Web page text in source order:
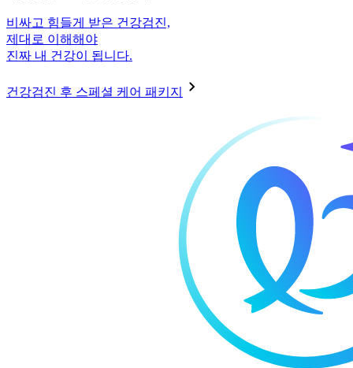
비싸고 힘들게 받은 건강검진,
제대로 이해해야
진짜 내 건강이 됩니다.
건강검진 후 스페셜 케어 패키지